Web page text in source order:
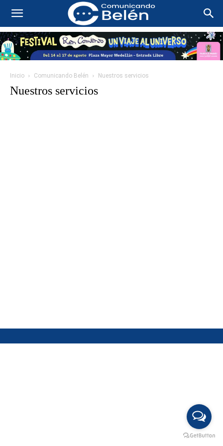
Inicio Comunicando Belén Nuestros servicios
Nuestros servicios